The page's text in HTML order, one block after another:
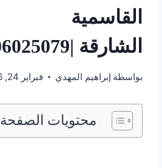
القاسمية
الشارقة |0506025079
بواسطة إبراهيم المهدي فبراير 24, 2026
محتويات الصفحة